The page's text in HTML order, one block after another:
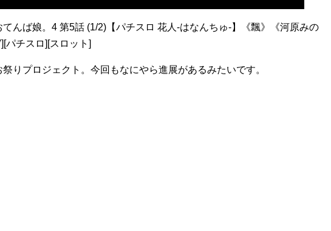
てんば娘。4 第5話 (1/2)【パチスロ 花人-はなんちゅ-】《飄》《河原みの
パチスロ][スロット]
りプロジェクト。今回もなにやら進展があるみたいです。